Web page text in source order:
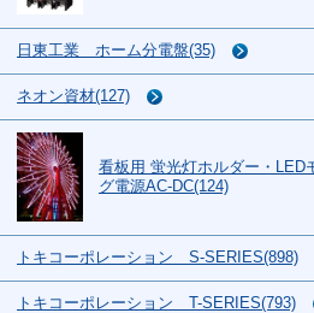
日東工業 ホーム分電盤(35)
ネオン資材(127)
看板用 蛍光灯ホルダー・LED
グ電源AC-DC(124)
トキコーポレーション S-SERIES(898)
トキコーポレーション T-SERIES(793)